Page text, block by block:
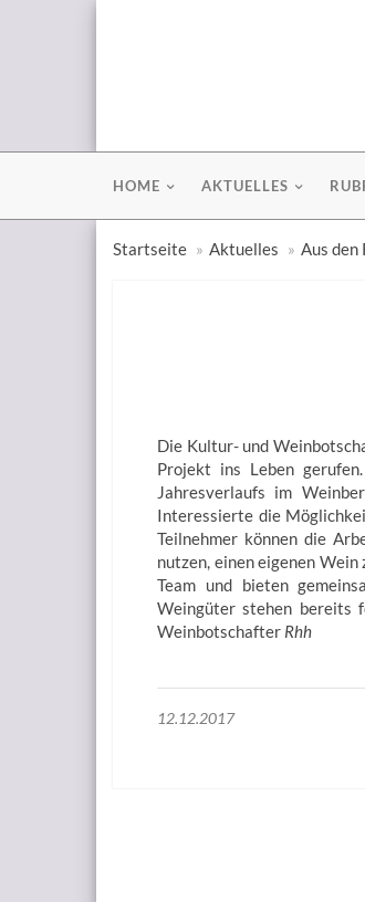
HOME AKTUELLES
Startseite Aktuelles Aus den
Die Kultur- und
Projekt ins Leben
Jahresverlaufs im
Interessierte die
Teilnehmer können die
nutzen, einen eigenen
Team und bieten
Weingüter stehen bereits
Weinbotschafter Rhh
12.12.2017